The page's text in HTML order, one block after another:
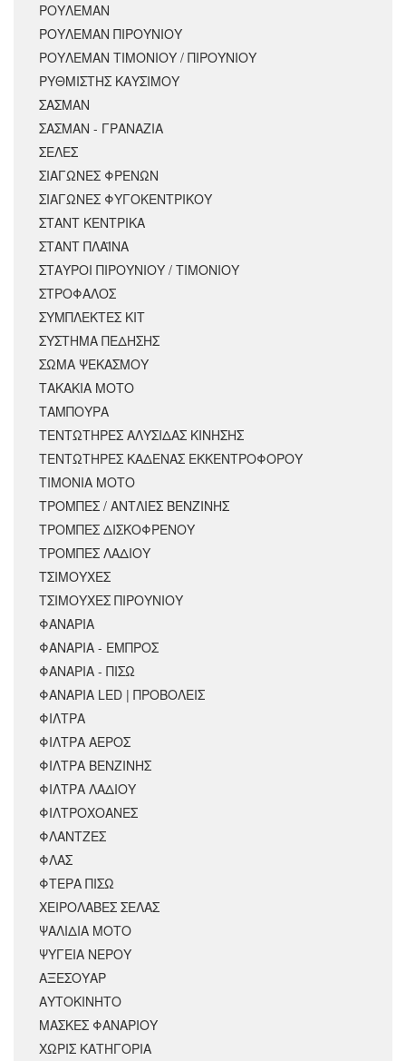
ΡΟΥΛΕΜΑΝ
ΡΟΥΛΕΜΑΝ ΠΙΡΟΥΝΙΟΥ
ΡΟΥΛΕΜΑΝ ΤΙΜΟΝΙΟΥ / ΠΙΡΟΥΝΙΟΥ
ΡΥΘΜΙΣΤΗΣ ΚΑΥΣΙΜΟΥ
ΣΑΣΜΑΝ
ΣΑΣΜΑΝ - ΓΡΑΝΑΖΙΑ
ΣΕΛΕΣ
ΣΙΑΓΩΝΕΣ ΦΡΕΝΩΝ
ΣΙΑΓΩΝΕΣ ΦΥΓΟΚΕΝΤΡΙΚΟΥ
ΣΤΑΝΤ ΚΕΝΤΡΙΚΑ
ΣΤΑΝΤ ΠΛΑΪΝΑ
ΣΤΑΥΡΟΙ ΠΙΡΟΥΝΙΟΥ / ΤΙΜΟΝΙΟΥ
ΣΤΡΟΦΑΛΟΣ
ΣΥΜΠΛΕΚΤΕΣ ΚΙΤ
ΣΥΣΤΗΜΑ ΠΕΔΗΣΗΣ
ΣΩΜΑ ΨΕΚΑΣΜΟΥ
ΤΑΚΑΚΙΑ ΜΟΤΟ
ΤΑΜΠΟΥΡΑ
ΤΕΝΤΩΤΗΡΕΣ ΑΛΥΣΙΔΑΣ ΚΙΝΗΣΗΣ
ΤΕΝΤΩΤΗΡΕΣ ΚΑΔΕΝΑΣ ΕΚΚΕΝΤΡΟΦΟΡΟΥ
ΤΙΜΟΝΙΑ ΜΟΤΟ
ΤΡΟΜΠΕΣ / ΑΝΤΛΙΕΣ ΒΕΝΖΙΝΗΣ
ΤΡΟΜΠΕΣ ΔΙΣΚΟΦΡΕΝΟΥ
ΤΡΟΜΠΕΣ ΛΑΔΙΟΥ
ΤΣΙΜΟΥΧΕΣ
ΤΣΙΜΟΥΧΕΣ ΠΙΡΟΥΝΙΟΥ
ΦΑΝΑΡΙΑ
ΦΑΝΑΡΙΑ - ΕΜΠΡΟΣ
ΦΑΝΑΡΙΑ - ΠΙΣΩ
ΦΑΝΑΡΙΑ LED | ΠΡΟΒΟΛΕΙΣ
ΦΙΛΤΡΑ
ΦΙΛΤΡΑ ΑΕΡΟΣ
ΦΙΛΤΡΑ ΒΕΝΖΙΝΗΣ
ΦΙΛΤΡΑ ΛΑΔΙΟΥ
ΦΙΛΤΡΟΧΟΑΝΕΣ
ΦΛΑΝΤΖΕΣ
ΦΛΑΣ
ΦΤΕΡΑ ΠΙΣΩ
ΧΕΙΡΟΛΑΒΕΣ ΣΕΛΑΣ
ΨΑΛΙΔΙΑ ΜΟΤΟ
ΨΥΓΕΙΑ ΝΕΡΟΥ
ΑΞΕΣΟΥΆΡ
ΑΥΤΟΚΙΝΗΤΟ
ΜΑΣΚΕΣ ΦΑΝΑΡΙΟΥ
ΧΩΡΊΣ ΚΑΤΗΓΟΡΊΑ